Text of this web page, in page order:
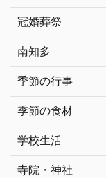
冠婚葬祭
南知多
季節の行事
季節の食材
学校生活
寺院・神社